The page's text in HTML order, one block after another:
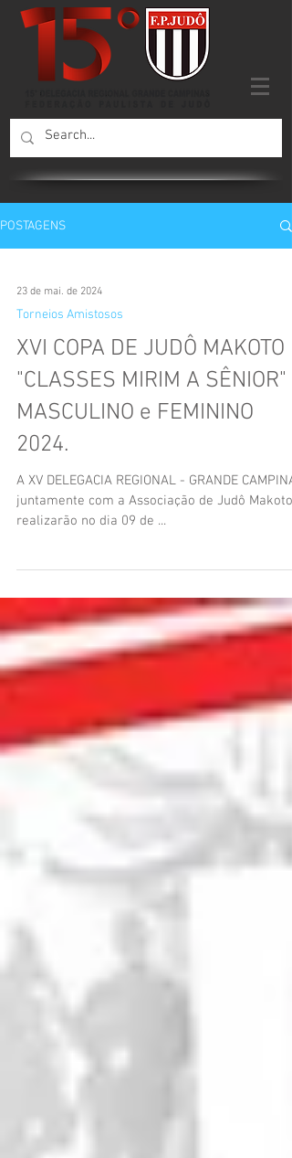
POSTAGENS
23 de mai. de 2024
Torneios Amistosos
XVI COPA DE JUDÔ MAKOTO
"CLASSES MIRIM A SÊNIOR"
MASCULINO e FEMININO
2024.
A XV DELEGACIA REGIONAL - GRANDE CAMPINAS
juntamente com a Associação de Judô Makoto
realizarão no dia 09 de ...